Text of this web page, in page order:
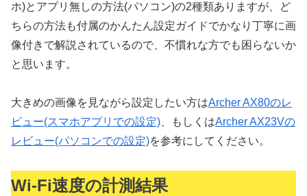
ホ)とアプリ無しの方法(パソコン)の2種類ありますが、ど
ちらの方法も付属のかんたん設定ガイドでかなり丁寧に画
像付きで解説されているので、不慣れな方でも困らないか
と思います。
大きめの画像を見ながら設定したい方はArcher AX80のレ
ビュー(スマホアプリでの設定)、もしくはArcher AX23Vの
レビュー(パソコンでの設定)を参考にしてください。
Wi-Fi速度の計測結果